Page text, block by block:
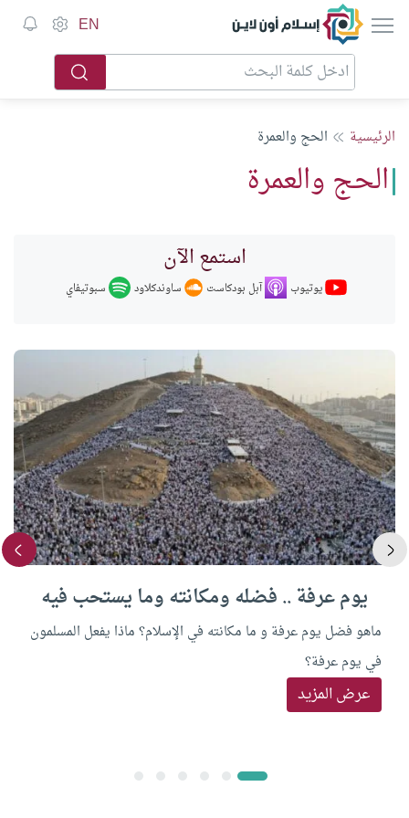
إسلام أون لاين EN
الرئيسية الحج والعمرة
الحج والعمرة
استمع الآن
يوتيوب آبل بودكاست ساوندكلاود سبوتيفاي
يوم عرفة .. فضله ومكانته وما يستحب فيه
ماهو فضل يوم عرفة و ما مكانته في الإسلام؟ ماذا يفعل المسلمون
في يوم عرفة؟
عرض المزيد